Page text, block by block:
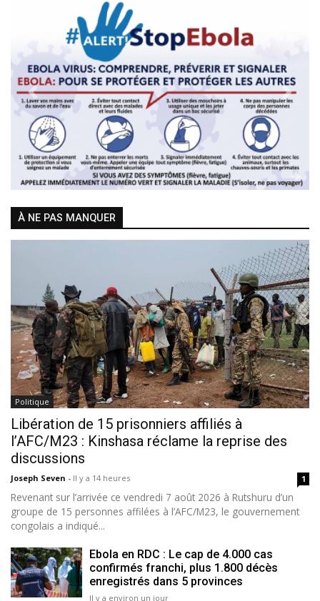
Previous Next
À NE PAS MANQUER
Politique
Libération de 15 prisonniers affiliés à
l’AFC/M23 : Kinshasa réclame la reprise des
discussions
Joseph Seven - Il y a 14 heures 1
Revenant sur l’arrivée ce vendredi 7 août 2026 à Rutshuru d’un
groupe de 15 personnes affilées à l’AFC/M23, le gouvernement
congolais a indiqué...
Ebola en RDC : Le cap de 4.000 cas
confirmés franchi, plus 1.800 décès
enregistrés dans 5 provinces
Il y a environ un jour